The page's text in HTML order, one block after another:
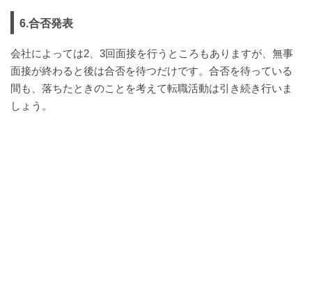
6.合否発表
会社によっては2、3回面接を行うところもありますが、無事
面接が終わると後は合否を待つだけです。合否を待っている
間も、落ちたときのことを考えて転職活動は引き続き行いま
しょう。